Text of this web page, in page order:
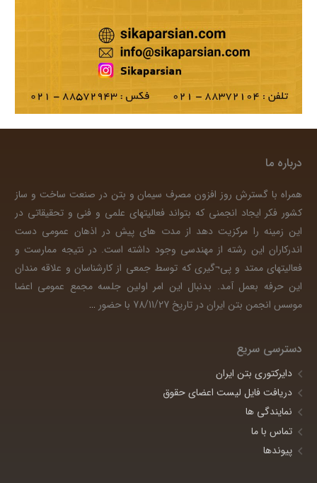
درباره ما
همراه با گسترش روز افزون مصرف سیمان و بتن در صنعت ساخت و ساز
کشور فکر ایجاد انجمنی که بتواند فعالیتهای علمی و فنی و تحقیقاتی در
این زمینه را مرکزیت دهد از مدت های پیش در اذهان عمومی دست
اندرکاران این رشته از مهندسی وجود داشته است. در نتیجه ممارست و
فعالیتهای ممتد و پی¬گیری که توسط جمعی از کارشناسان و علاقه مندان
این حرفه بعمل آمد. بدنبال این امر اولین جلسه مجمع عمومی اعضا
موسس انجمن بتن ایران در تاریخ 78/11/27 با حضور
…
دسترسی سریع
دایرکتوری بتن ایران
دریافت فایل لیست اعضای حقوق
نمایندگی ها
تماس با ما
پیوندها